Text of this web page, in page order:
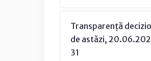
Transparență
de astăzi,
31